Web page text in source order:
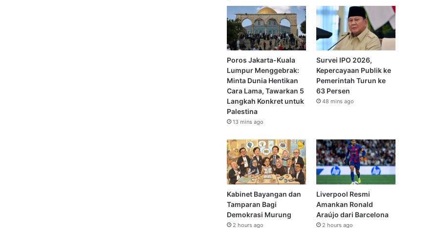
Poros Jakarta-Kuala
Lumpur Menggebrak:
Minta Dunia Hentikan
Cara Lama, Tawarkan 5
Langkah Konkret untuk
Palestina
13 mins ago
Survei IPO 2026,
Kepercayaan Publik ke
Pemerintah Turun ke
63 Persen
48 mins ago
Kabinet Bayangan dan
Tamparan Bagi
Demokrasi Murung
2 hours ago
Liverpool Resmi
Amankan Ronald
Araújo dari Barcelona
2 hours ago